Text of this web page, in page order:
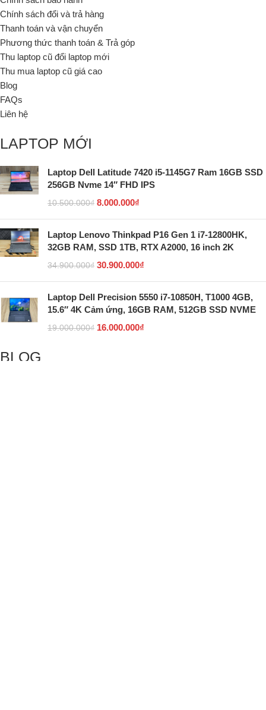
Chính sách đổi và trả hàng
Thanh toán và vận chuyển
Phương thức thanh toán & Trả góp
Thu laptop cũ đổi laptop mới
Thu mua laptop cũ giá cao
Blog
FAQs
Liên hệ
LAPTOP MỚI
Laptop Dell Latitude 7420 i5-1145G7 Ram 16GB SSD
256GB Nvme 14″ FHD IPS
10.500.000₫ 8.000.000₫
Laptop Lenovo Thinkpad P16 Gen 1 i7-12800HK,
32GB RAM, SSD 1TB, RTX A2000, 16 inch 2K
34.900.000₫ 30.900.000₫
Laptop Dell Precision 5550 i7-10850H, T1000 4GB,
15.6″ 4K Cảm ứng, 16GB RAM, 512GB SSD NVME
19.000.000₫ 16.000.000₫
BLOG